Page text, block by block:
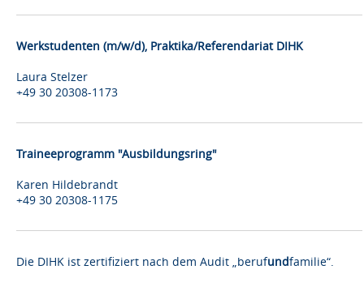
Werkstudenten (m/w/d), Praktika/Referendariat DIHK
Laura Stelzer
+49 30 20308-1173
Traineeprogramm "Ausbildungsring"
Karen Hildebrandt
+49 30 20308-1175
Die DIHK ist zertifiziert nach dem Audit „berufundfamilie“.